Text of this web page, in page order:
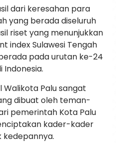
dari keresahan para
yang berada diseluruh
riset yang menunjukkan
index Sulawesi Tengah
pada urutan ke-24
Indonesia.
Palu sangat
dibuat oleh teman-
pemerintah Kota Palu
kader-kader
kedepannya.